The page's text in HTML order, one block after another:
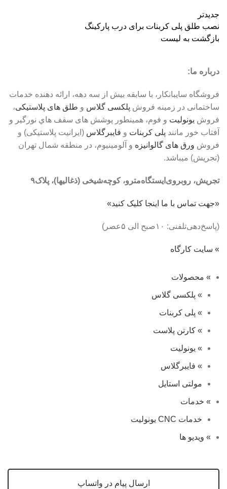
جدیدتر
نصب طلق پلی کربنات برای درب پارکینگ
بازگشت به لیست
درباره ما:
فروشگاه سايبانکار، با سابقه بيش از سه دهه، ارائه دهنده خدمات
ساختمانی در زمينه فروش پلکسی گلاس و طلق های پلاستیکی،
فروش يونوليت و فوم، همينطور پوشش های سقف هاي نورگير و
آفتاب خور مانند پلی کربنات و فايبرگلاس (ايرانيت پلاستيکی) و
فروش ورق های گالوانيزه و آلومینیوم، در منطقه شمال تهران
(تجريش) ميباشد.
تجریش، روبروی‌ایستگاه‌مترو، کوچه‌شیخی (ذغالیها)، پلاک٩
«جهت تماس با ما اینجا کلیک کنید»
(پاسخ‌دهی‌تلفنی: ۱۰صبح الی ۵عصر)
» سایت کارگاه
» محصولات
» پلکسی گلاس
» پلی کربنات
» کارتن پلاست
» یونولیت
» فایبرگلاس
مولتی استایل
» خدمات
خدمات CNC یونولیت
» ویدیو ها
ارسال پیام در واتساپ